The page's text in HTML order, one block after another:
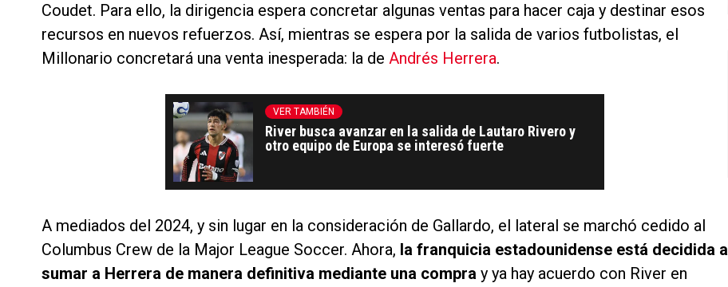
Coudet. Para ello, la dirigencia espera concretar algunas ventas para hacer caja y destinar esos
recursos en nuevos refuerzos. Así, mientras se espera por la salida de varios futbolistas, el
Millonario concretará una venta inesperada: la de Andrés Herrera.
VER TAMBIÉN
River busca avanzar en la salida de Lautaro Rivero y
otro equipo de Europa se interesó fuerte
A mediados del 2024, y sin lugar en la consideración de Gallardo, el lateral se marchó cedido al
Columbus Crew de la Major League Soccer. Ahora, la franquicia estadounidense está decidida a
sumar a Herrera de manera definitiva mediante una compra y ya hay acuerdo con River en